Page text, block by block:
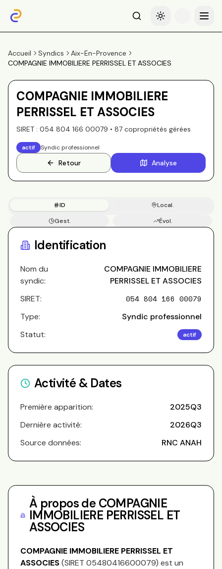
RechercheBasculer le thème
Menu
Accueil Syndics
Aix-En-Provence
COMPAGNIE IMMOBILIERE PERRISSEL ET ASSOCIES
COMPAGNIE IMMOBILIERE
PERRISSEL ET ASSOCIES
SIRET : 054 804 166 00079 • 87 copropriétés gérées
actif Syndic professionnel
Retour Analyse
ID
Local.
Gest.
Évol.
Identification
Nom du
syndic:
COMPAGNIE IMMOBILIERE
PERRISSEL ET ASSOCIES
SIRET:
054 804 166 00079
Type:
Syndic professionnel
Statut:
actif
Activité & Dates
Première apparition:
2025Q3
Dernière activité:
2026Q3
Source données:
RNC ANAH
À propos de COMPAGNIE
IMMOBILIERE PERRISSEL ET
ASSOCIES
COMPAGNIE IMMOBILIERE PERRISSEL ET
ASSOCIES(SIRET 05480416600079) est un